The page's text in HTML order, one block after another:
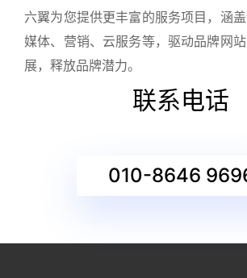
六翼为您提供更丰富的服务项目，涵
媒体、营销、云服务等，驱动品牌网
展，释放品牌潜力。
联系电话
010-8646